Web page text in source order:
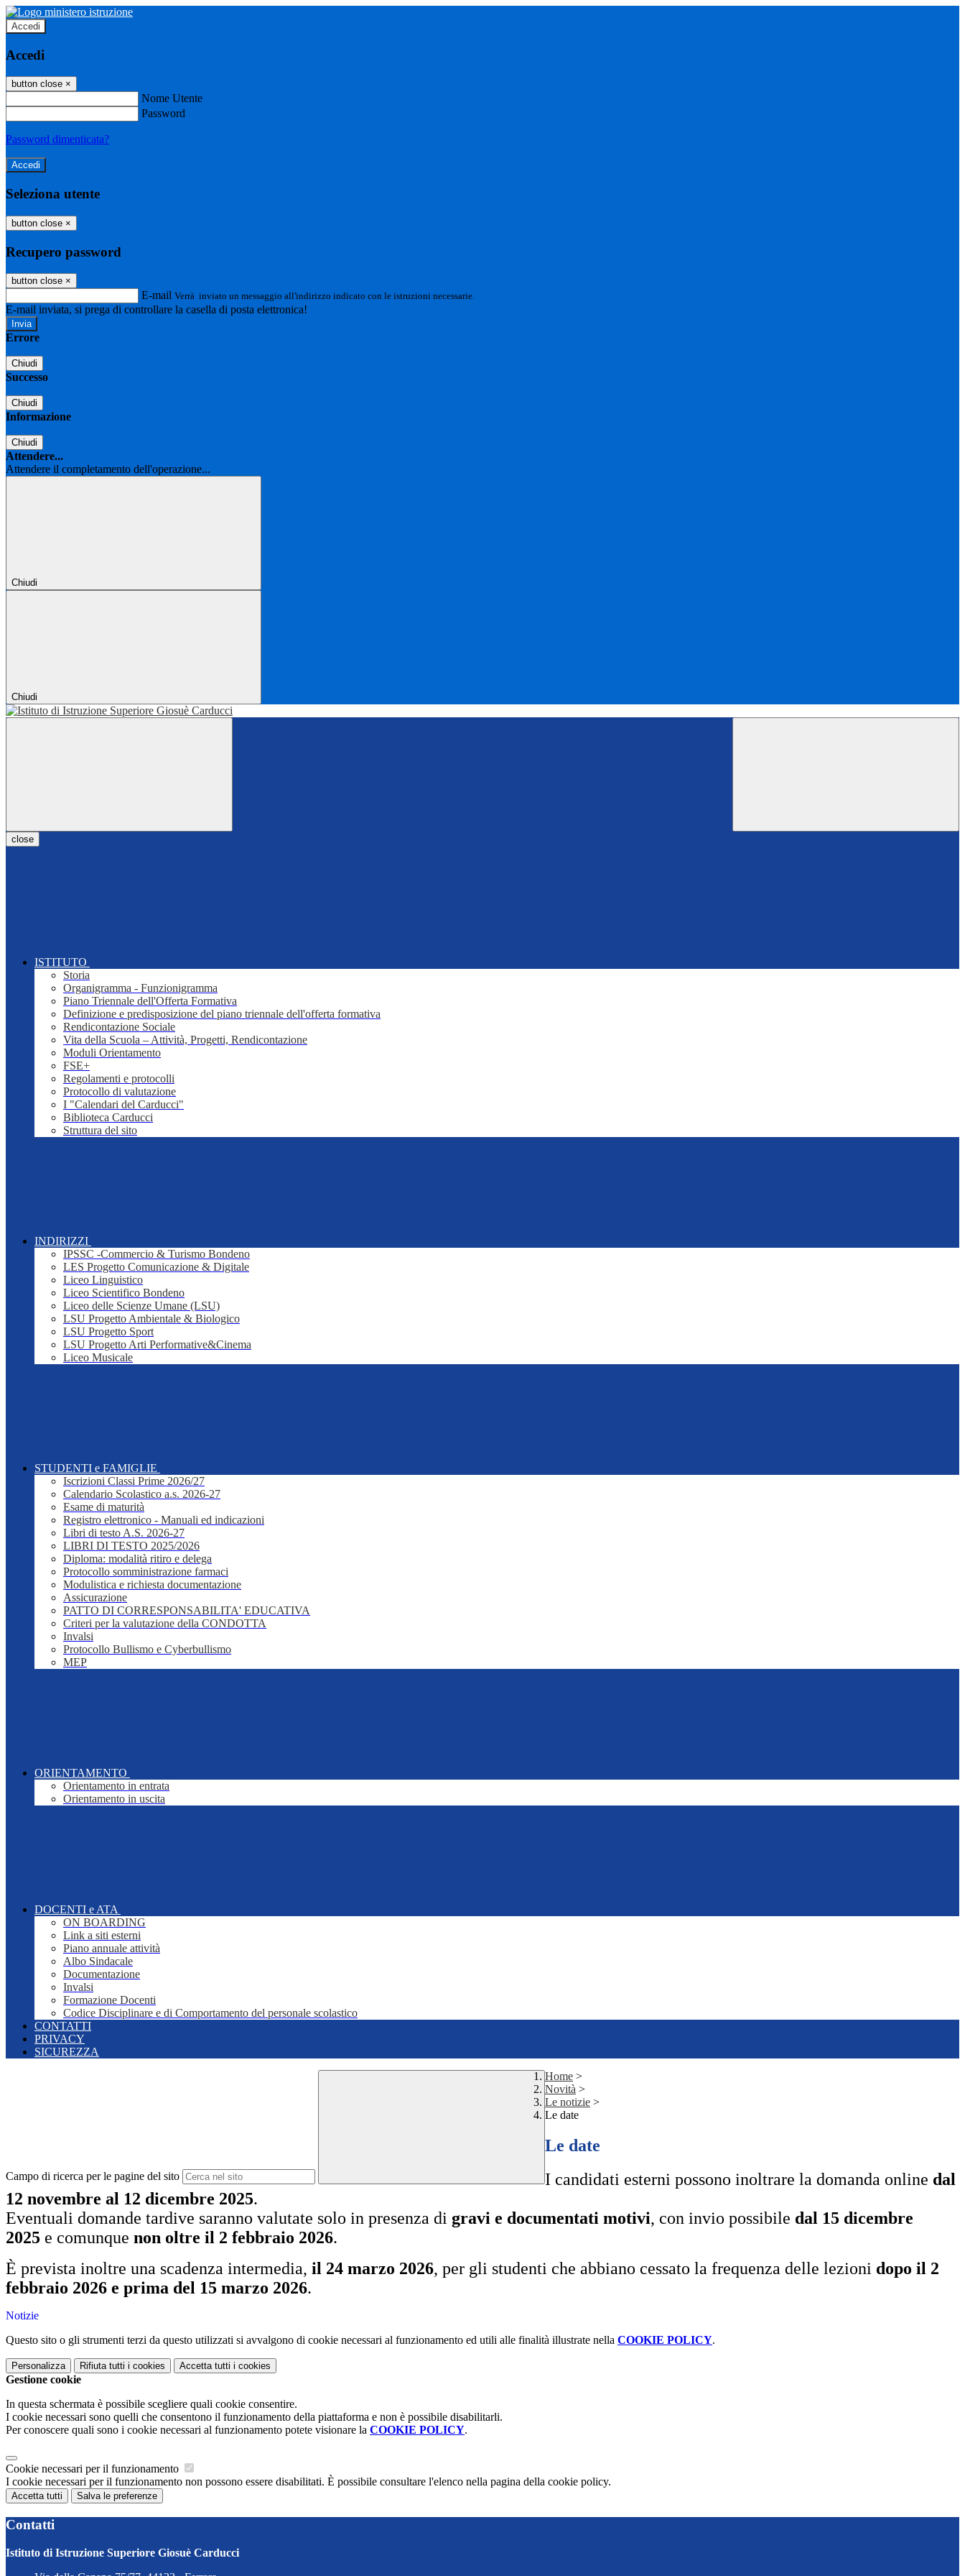
Accedi
Accedi
button close ×
Nome Utente
Password
Password dimenticata?
Seleziona utente
button close ×
Recupero password
button close ×
E-mail Verrà inviato un messaggio all'indirizzo indicato con le istruzioni necessarie.
E-mail inviata, si prega di controllare la casella di posta elettronica!
Errore
Chiudi
Successo
Chiudi
Informazione
Chiudi
Attendere...
Attendere il completamento dell'operazione...
Chiudi
Chiudi
close
ISTITUTO
Storia
Organigramma - Funzionigramma
Piano Triennale dell'Offerta Formativa
Definizione e predisposizione del piano triennale dell'offerta formativa
Rendicontazione Sociale
Vita della Scuola – Attività, Progetti, Rendicontazione
Moduli Orientamento
FSE+
Regolamenti e protocolli
Protocollo di valutazione
I "Calendari del Carducci"
Biblioteca Carducci
Struttura del sito
INDIRIZZI
IPSSC -Commercio & Turismo Bondeno
LES Progetto Comunicazione & Digitale
Liceo Linguistico
Liceo Scientifico Bondeno
Liceo delle Scienze Umane (LSU)
LSU Progetto Ambientale & Biologico
LSU Progetto Sport
LSU Progetto Arti Performative&Cinema
Liceo Musicale
STUDENTI e FAMIGLIE
Iscrizioni Classi Prime 2026/27
Calendario Scolastico a.s. 2026-27
Esame di maturità
Registro elettronico - Manuali ed indicazioni
Libri di testo A.S. 2026-27
LIBRI DI TESTO 2025/2026
Diploma: modalità ritiro e delega
Protocollo somministrazione farmaci
Modulistica e richiesta documentazione
Assicurazione
PATTO DI CORRESPONSABILITA' EDUCATIVA
Criteri per la valutazione della CONDOTTA
Invalsi
Protocollo Bullismo e Cyberbullismo
MEP
ORIENTAMENTO
Orientamento in entrata
Orientamento in uscita
DOCENTI e ATA
ON BOARDING
Link a siti esterni
Piano annuale attività
Albo Sindacale
Documentazione
Invalsi
Formazione Docenti
Codice Disciplinare e di Comportamento del personale scolastico
CONTATTI
PRIVACY
SICUREZZA
Campo di ricerca per le pagine del sito
Home >
Novità >
Le notizie >
Le date
Le date
I candidati esterni possono inoltrare la domanda online dal
12 novembre al 12 dicembre 2025.
Eventuali domande tardive saranno valutate solo in presenza di gravi e documentati motivi, con invio possibile dal 15 dicembre
2025 e comunque non oltre il 2 febbraio 2026.
È prevista inoltre una scadenza intermedia, il 24 marzo 2026, per gli studenti che abbiano cessato la frequenza delle lezioni dopo il 2
febbraio 2026 e prima del 15 marzo 2026.
Notizie
Questo sito o gli strumenti terzi da questo utilizzati si avvalgono di cookie necessari al funzionamento ed utili alle finalità illustrate nella COOKIE POLICY.
Personalizza Rifiuta tutti i cookies Accetta tutti i cookies
Gestione cookie
In questa schermata è possibile scegliere quali cookie consentire.
I cookie necessari sono quelli che consentono il funzionamento della piattaforma e non è possibile disabilitarli.
Per conoscere quali sono i cookie necessari al funzionamento potete visionare la COOKIE POLICY.
Cookie necessari per il funzionamento
I cookie necessari per il funzionamento non possono essere disabilitati. È possibile consultare l'elenco nella pagina della cookie policy.
Accetta tutti Salva le preferenze
Contatti
Istituto di Istruzione Superiore Giosuè Carducci